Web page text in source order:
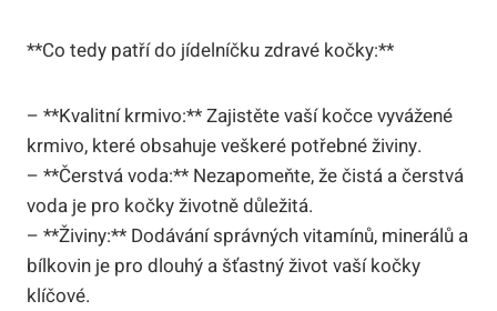
**Co tedy patří do jídelníčku zdravé kočky:**
– **Kvalitní krmivo:** Zajistěte vaší kočce vyvážené
krmivo, které obsahuje veškeré potřebné živiny.
– **Čerstvá voda:** Nezapomeňte, že čistá a čerstvá
voda je pro kočky životně důležitá.
– **Živiny:** Dodávání správných vitamínů, minerálů a
bílkovin je pro dlouhý a šťastný život vaší kočky
klíčové.